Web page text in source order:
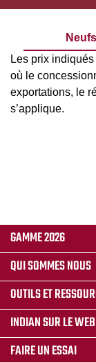
Les prix
où le
exportations, le
s’applique.
GAMME 2026
QUI SOMMES NOUS
OUTILS ET
INDIAN SUR LE WEB
FAIRE UN ESSAI